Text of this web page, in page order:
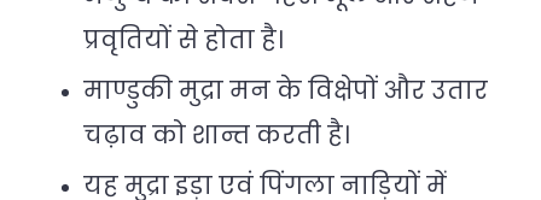
प्रवृतियों से होता है।
माण्डुकी मुद्रा मन के विक्षेपों और उतार
चढ़ाव को शान्त करती है।
यह मुद्रा इड़ा एवं पिंगला नाड़ियों में